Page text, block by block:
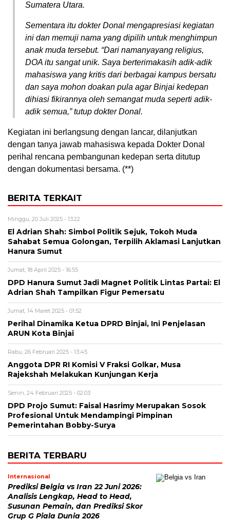
Sumatera Utara.
Sementara itu dokter Donal mengapresiasi kegiatan
ini dan memuji nama yang dipilih untuk menghimpun
anak muda tersebut. “Dari namanyayang religius,
DOA itu sangat unik. Saya berterimakasih adik-adik
mahasiswa yang kritis dari berbagai kampus bersatu
dan saya mohon doakan pula agar Binjai kedepan
dihiasi fikirannya oleh semangat muda seperti adik-
adik semua,” tutup dokter Donal.
Kegiatan ini berlangsung dengan lancar, dilanjutkan
dengan tanya jawab mahasiswa kepada Dokter Donal
perihal rencana pembangunan kedepan serta ditutup
dengan dokumentasi bersama. (**)
BERITA TERKAIT
Minggu, 20 Juli 2025 - 13:22
El Adrian Shah: Simbol Politik Sejuk, Tokoh Muda
Sahabat Semua Golongan, Terpilih Aklamasi Lanjutkan
Hanura Sumut
Jumat, 18 April 2025 - 16:55
DPD Hanura Sumut Jadi Magnet Politik Lintas Partai: El
Adrian Shah Tampilkan Figur Pemersatu
Jumat, 14 Maret 2025 - 01:52
Perihal Dinamika Ketua DPRD Binjai, Ini Penjelasan
ARUN Kota Binjai
Rabu, 26 Februari 2025 - 13:45
Anggota DPR RI Komisi V Fraksi Golkar, Musa
Rajekshah Melakukan Kunjungan Kerja
Senin, 24 Februari 2025 - 02:03
DPD Projo Sumut: Faisal Hasrimy Merupakan Sosok
Profesional Untuk Mendampingi Pimpinan
Pemerintahan Bobby-Surya
BERITA TERBARU
Internasional
Prediksi Belgia vs Iran 22 Juni 2026:
Analisis Lengkap, Head to Head,
Susunan Pemain, dan Prediksi Skor
Grup G Piala Dunia 2026